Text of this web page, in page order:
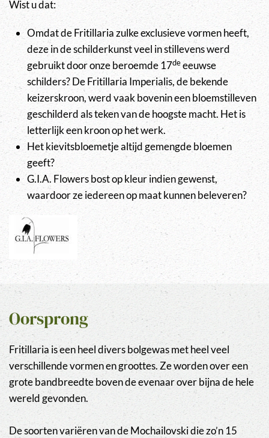
Wist u dat:
Omdat de Fritillaria zulke exclusieve vormen heeft,
deze in de schilderkunst veel in stillevens werd
gebruikt door onze beroemde 17deeeuwse
schilders? De Fritillaria Imperialis, de bekende
keizerskroon, werd vaak bovenin een bloemstilleven
geschilderd als teken van de hoogste macht. Het is
letterlijk een kroon op het werk.
Het kievitsbloemetje altijd gemengde bloemen
geeft?
G.I.A. Flowers bost op kleur indien gewenst,
waardoor ze iedereen op maat kunnen beleveren?
Oorsprong
Fritillaria is een heel divers bolgewas met heel veel
verschillende vormen en groottes. Ze worden over een
grote bandbreedte boven de evenaar over bijna de hele
wereld gevonden.
De soorten variëren van de Mochailovski die zo’n 15